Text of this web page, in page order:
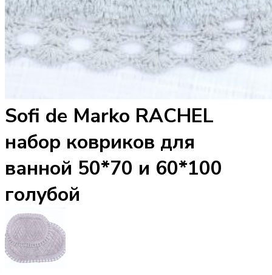
Sofi de Marko RACHEL
набор ковриков для
ванной 50*70 и 60*100
голубой